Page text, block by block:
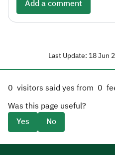
Add a comment
Last Update: 18 Jun
0 visitors said yes from 0
Was this page useful?
Yes
No